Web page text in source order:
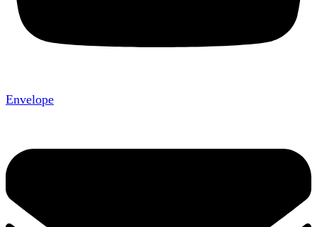
Envelope